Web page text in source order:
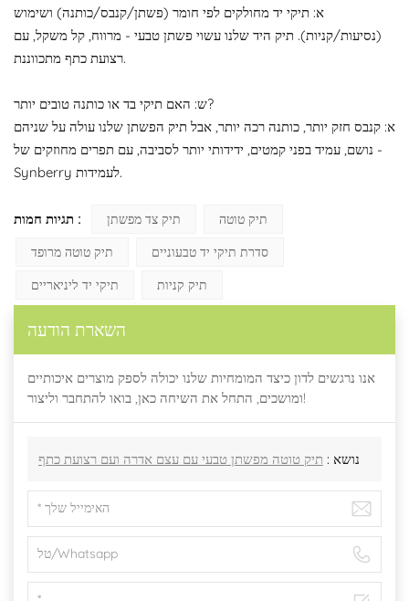
א: תיקי יד מחולקים לפי חומר (פשתן/קנבס/כותנה) ושימוש
(נסיעות/קניות). תיק היד שלנו עשוי פשתן טבעי - מרווח, קל משקל, עם
רצועת כתף מתכווננת.
ש: האם תיקי בד או כותנה טובים יותר?
א: קנבס חזק יותר, כותנה רכה יותר, אבל תיק הפשתן שלנו עולה על שניהם
- נושם, עמיד בפני קמטים, ידידותי יותר לסביבה, עם תפרים מחוזקים של
Synberry לעמידות.
תגיות חמות : תיק צד מפשתן
תיק טוטה
תיק טוטה מרופד
סדרת תיקי יד טבעוניים
תיקי יד ליניאריים
תיק קניות
השארת הודעה
אנו נרגשים לדון כיצד המומחיות שלנו יכולה לספק מוצרים איכותיים
ומושכים, התחל את השיחה כאן, בואו להתחבר וליצור!
נושא : תיק טוטה מפשתן טבעי עם עצם אדרה ועם רצועת כתף